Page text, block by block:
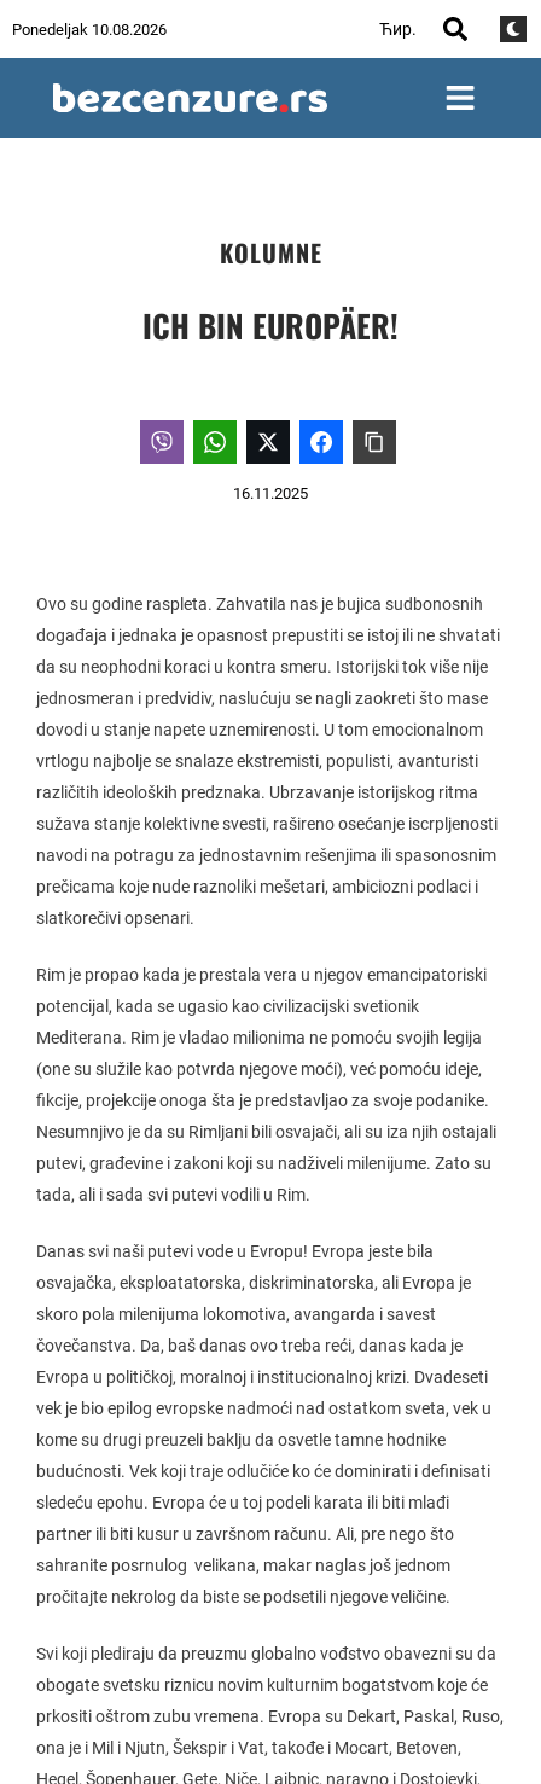
Ponedeljak 10.08.2026 Ћир.
KOLUMNE
ICH BIN EUROPÄER!
16.11.2025
Ovo su godine raspleta. Zahvatila nas je bujica sudbonosnih
događaja i jednaka je opasnost prepustiti se istoj ili ne shvatati
da su neophodni koraci u kontra smeru. Istorijski tok više nije
jednosmeran i predvidiv, naslućuju se nagli zaokreti što mase
dovodi u stanje napete uznemirenosti. U tom emocionalnom
vrtlogu najbolje se snalaze ekstremisti, populisti, avanturisti
različitih ideoloških predznaka. Ubrzavanje istorijskog ritma
sužava stanje kolektivne svesti, rašireno osećanje iscrpljenosti
navodi na potragu za jednostavnim rešenjima ili spasonosnim
prečicama koje nude raznoliki mešetari, ambiciozni podlaci i
slatkorečivi opsenari.
Rim je propao kada je prestala vera u njegov emancipatoriski
potencijal, kada se ugasio kao civilizacijski svetionik
Mediterana. Rim je vladao milionima ne pomoću svojih legija
(one su služile kao potvrda njegove moći), već pomoću ideje,
fikcije, projekcije onoga šta je predstavljao za svoje podanike.
Nesumnjivo je da su Rimljani bili osvajači, ali su iza njih ostajali
putevi, građevine i zakoni koji su nadživeli milenijume. Zato su
tada, ali i sada svi putevi vodili u Rim.
Danas svi naši putevi vode u Evropu! Evropa jeste bila
osvajačka, eksploatatorska, diskriminatorska, ali Evropa je
skoro pola milenijuma lokomotiva, avangarda i savest
čovečanstva. Da, baš danas ovo treba reći, danas kada je
Evropa u političkoj, moralnoj i institucionalnoj krizi. Dvadeseti
vek je bio epilog evropske nadmoći nad ostatkom sveta, vek u
kome su drugi preuzeli baklju da osvetle tamne hodnike
budućnosti. Vek koji traje odlučiće ko će dominirati i definisati
sledeću epohu. Evropa će u toj podeli karata ili biti mlađi
partner ili biti kusur u završnom računu. Ali, pre nego što
sahranite posrnulog velikana, makar naglas još jednom
pročitajte nekrolog da biste se podsetili njegove veličine.
Svi koji plediraju da preuzmu globalno vođstvo obavezni su da
obogate svetsku riznicu novim kulturnim bogatstvom koje će
prkositi oštrom zubu vremena. Evropa su Dekart, Paskal, Ruso,
ona je i Mil i Njutn, Šekspir i Vat, takođe i Mocart, Betoven,
Hegel, Šopenhauer, Gete, Niče, Lajbnic, naravno i Dostojevki,